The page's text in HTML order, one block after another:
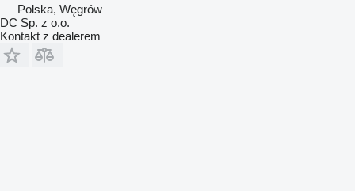
Polska, Węgrów
DC Sp. z o.o.
Kontakt z dealerem